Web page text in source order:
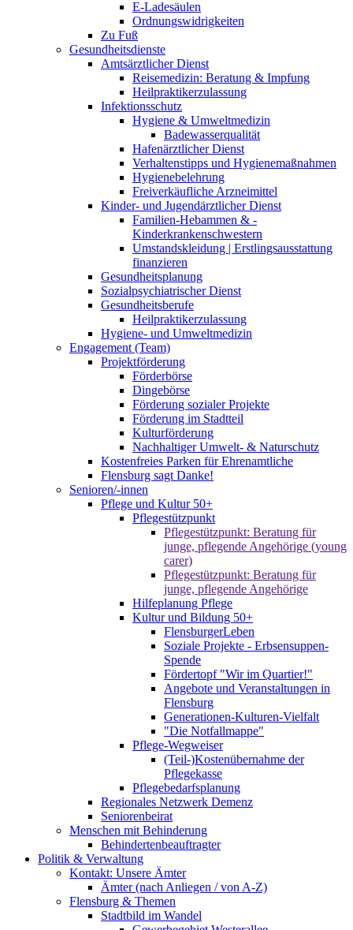
E-Ladesäulen
Ordnungswidrigkeiten
Zu Fuß
Gesundheitsdienste
Amtsärztlicher Dienst
Reisemedizin: Beratung & Impfung
Heilpraktikerzulassung
Infektionsschutz
Hygiene & Umweltmedizin
Badewasserqualität
Hafenärztlicher Dienst
Verhaltenstipps und Hygienemaßnahmen
Hygienebelehrung
Freiverkäufliche Arzneimittel
Kinder- und Jugendärztlicher Dienst
Familien-Hebammen & -
Kinderkrankenschwestern
Umstandskleidung | Erstlingsausstattung
finanzieren
Gesundheitsplanung
Sozialpsychiatrischer Dienst
Gesundheitsberufe
Heilpraktikerzulassung
Hygiene- und Umweltmedizin
Engagement (Team)
Projektförderung
Förderbörse
Dingebörse
Förderung sozialer Projekte
Förderung im Stadtteil
Kulturförderung
Nachhaltiger Umwelt- & Naturschutz
Kostenfreies Parken für Ehrenamtliche
Flensburg sagt Danke!
Senioren/-innen
Pflege und Kultur 50+
Pflegestützpunkt
Pflegestützpunkt: Beratung für
junge, pflegende Angehörige (young
carer)
Pflegestützpunkt: Beratung für
junge, pflegende Angehörige
Hilfeplanung Pflege
Kultur und Bildung 50+
FlensburgerLeben
Soziale Projekte - Erbsensuppen-
Spende
Fördertopf "Wir im Quartier!"
Angebote und Veranstaltungen in
Flensburg
Generationen-Kulturen-Vielfalt
"Die Notfallmappe"
Pflege-Wegweiser
(Teil-)Kostenübernahme der
Pflegekasse
Pflegebedarfsplanung
Regionales Netzwerk Demenz
Seniorenbeirat
Menschen mit Behinderung
Behindertenbeauftragter
Politik & Verwaltung
Kontakt: Unsere Ämter
Ämter (nach Anliegen / von A-Z)
Flensburg & Themen
Stadtbild im Wandel